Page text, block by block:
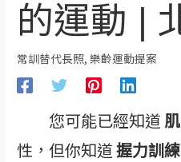
的運動 |
常訓替代長照,樂齡運動提案
您可能已經知道
性，但你知道握力訓練